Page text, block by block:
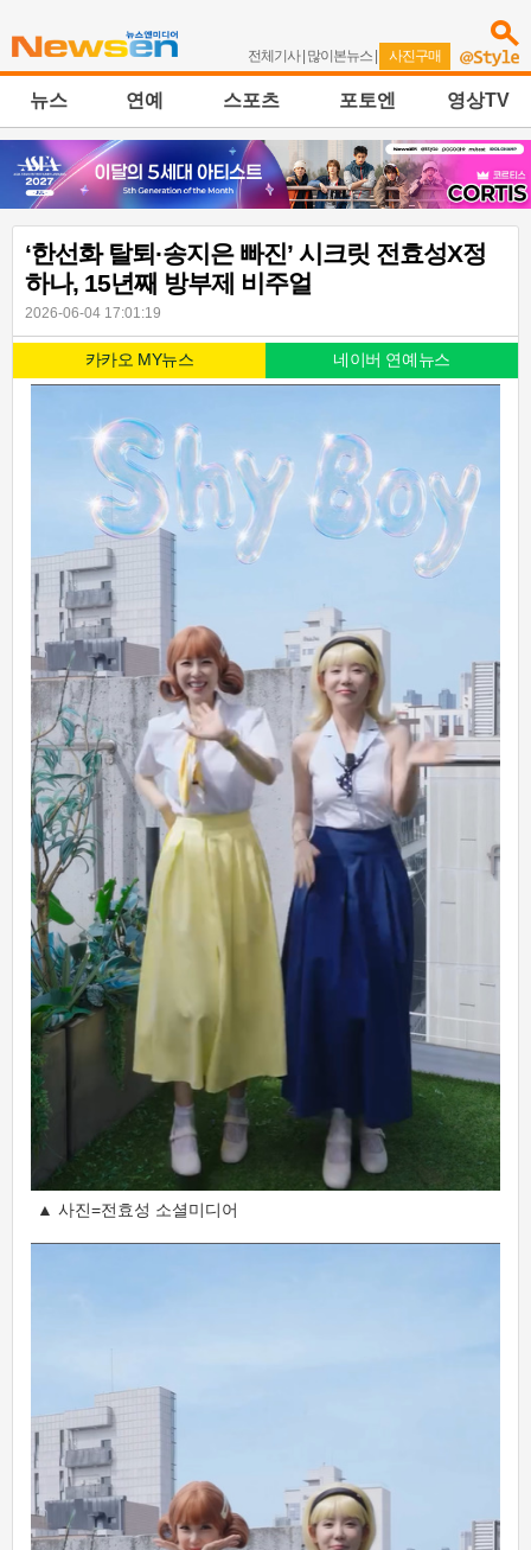
전체기사| 많이본뉴스 | 사진구매
뉴스 연예 스포츠 포토엔 영상TV
‘한선화 탈퇴·송지은 빠진’ 시크릿 전효성X정
하나, 15년째 방부제 비주얼
2026-06-04 17:01:19
카카오 MY뉴스 네이버 연예뉴스
▲ 사진=전효성 소셜미디어